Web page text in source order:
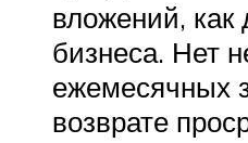
вложений, как
бизнеса. Нет
ежемесячных
возврате